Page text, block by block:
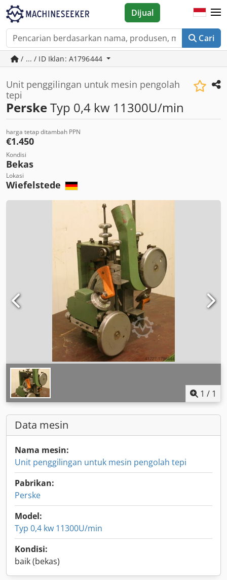
Cari
Dijual
/ ... / ID Iklan: A1796444
Unit penggilingan untuk mesin pengolah
tepi
PerskeTyp 0,4 kw 11300U/min
harga tetap ditambah PPN
€1.450
Kondisi
Bekas
Lokasi
Wiefelstede
1 / 1
Data mesin
Nama mesin:
Unit penggilingan untuk mesin pengolah tepi
Pabrikan:
Perske
Model:
Typ 0,4 kw 11300U/min
Kondisi:
baik (bekas)